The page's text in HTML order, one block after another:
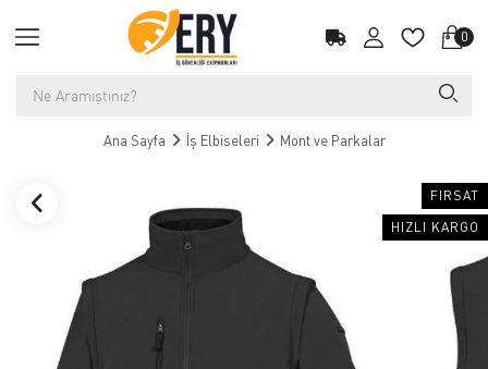
0
Ana Sayfa İş Elbiseleri Mont ve Parkalar
FIRSAT
HIZLI KARGO